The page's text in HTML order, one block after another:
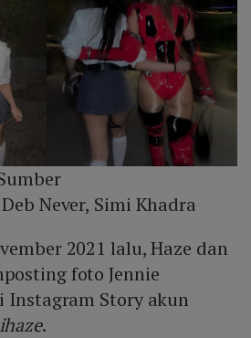
Never, Simi Khadra
2021 lalu, Haze dan
foto Jennie
Story akun
.